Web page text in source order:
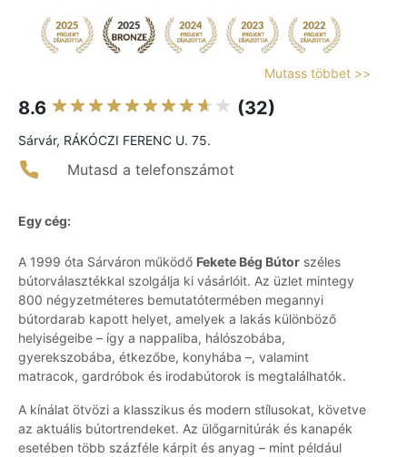
Mutass többet >>
8.6 (32)
Sárvár, RÁKÓCZI FERENC U. 75.
Mutasd a telefonszámot
Egy cég:
A 1999 óta Sárváron működő Fekete Bég Bútor széles
bútorválasztékkal szolgálja ki vásárlóit. Az üzlet mintegy
800 négyzetméteres bemutatótermében megannyi
bútordarab kapott helyet, amelyek a lakás különböző
helyiségeibe – így a nappaliba, hálószobába,
gyerekszobába, étkezőbe, konyhába –, valamint
matracok, gardróbok és irodabútorok is megtalálhatók.
A kínálat ötvözi a klasszikus és modern stílusokat, követve
az aktuális bútortrendeket. Az ülőgarnitúrák és kanapék
esetében több százféle kárpit és anyag – mint például